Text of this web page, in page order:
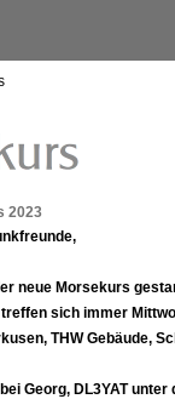
2023
neue Morsekurs
sich immer
THW Gebäude,
Georg, DL3YAT